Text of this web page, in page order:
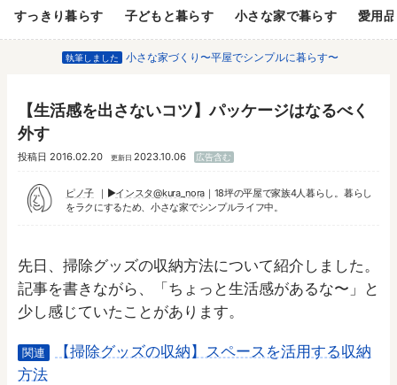
すっきり暮らす 子どもと暮らす 小さな家で暮らす 愛用品
執筆しました 小さな家づくり〜平屋でシンプルに暮らす〜
【生活感を出さないコツ】パッケージはなるべく
外す
投稿日 2016.02.20 更新日 2023.10.06 広告含む
ピノ子 ▶︎インスタ@kura_nora｜18坪の平屋で家族4人暮らし。暮らし
をラクにするため、小さな家でシンプルライフ中。
先日、掃除グッズの収納方法について紹介しました。
記事を書きながら、「ちょっと生活感があるな〜」と
少し感じていたことがあります。
関連
【掃除グッズの収納】スペースを活用する収納
方法